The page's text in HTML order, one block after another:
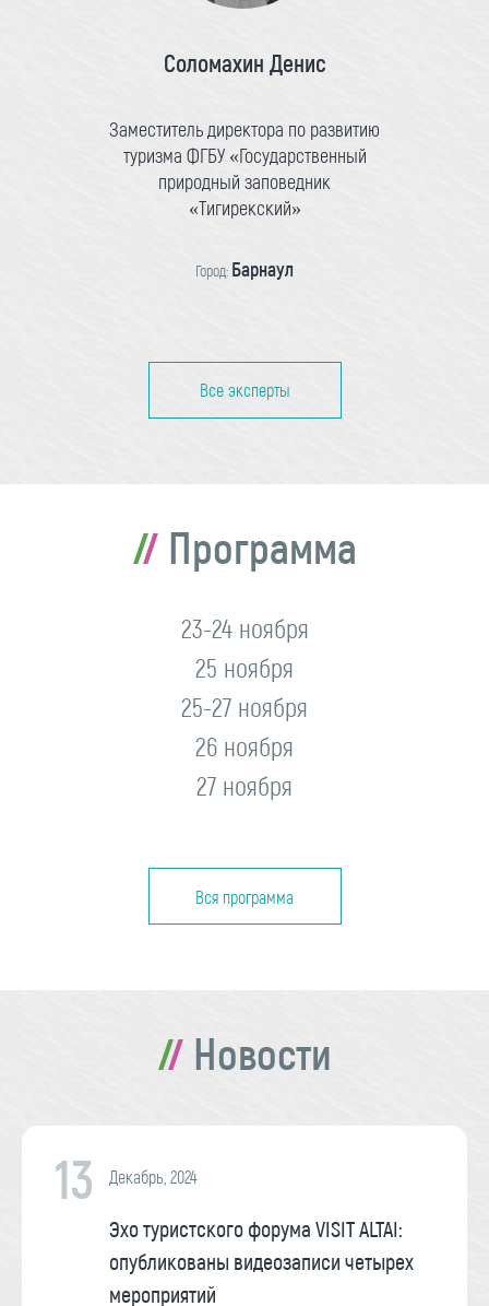
Соломахин Денис
Заместитель директора по развитию
туризма ФГБУ «Государственный
природный заповедник
«Тигирекский»
Город: Барнаул
Все эксперты
Программа
23-24 ноября
25 ноября
25-27 ноября
26 ноября
27 ноября
Вся программа
Новости
13 Декабрь, 2024
Эхо туристского форума VISIT ALTAI:
опубликованы видеозаписи четырех
мероприятий